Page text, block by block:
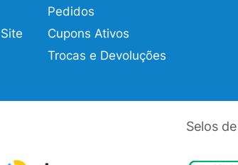
Pedidos
Cupons Ativos
Trocas e Devoluções
Selos